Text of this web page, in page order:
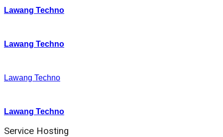
Lawang Techno
Lawang Techno
Lawang Techno
Lawang Techno
Service Hosting